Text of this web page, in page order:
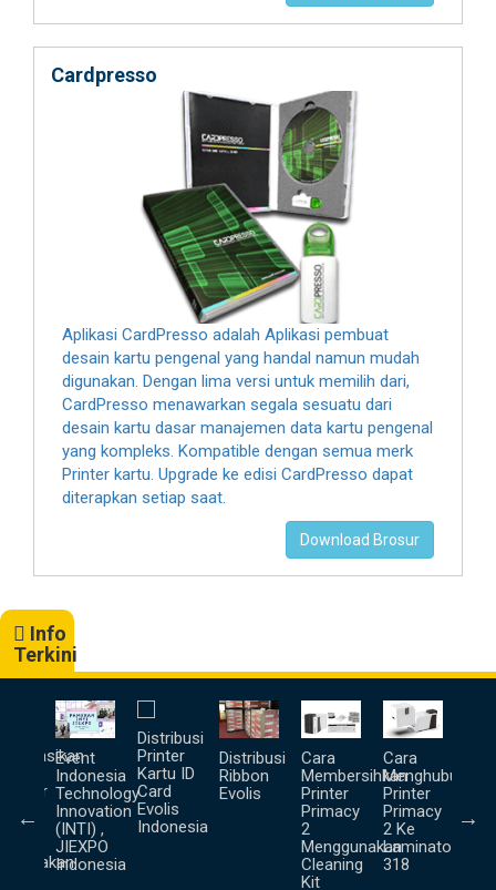
Cardpresso
Aplikasi CardPresso adalah Aplikasi pembuat
desain kartu pengenal yang handal namun mudah
digunakan. Dengan lima versi untuk memilih dari,
CardPresso menawarkan segala sesuatu dari
desain kartu dasar manajemen data kartu pengenal
yang kompleks. Kompatible dengan semua merk
Printer kartu. Upgrade ke edisi CardPresso dapat
diterapkan setiap saat.
Download Brosur
Info
Terkini
Event
Indonesia
Technology
Innovation
(INTI) ,
JIEXPO
Indonesia
Distribusi
Printer
Kartu ID
Card
Evolis
Indonesia
Distribusi
Ribbon
Evolis
Cara
Membersihkan
Printer
Primacy
2
Menggunakan
Cleaning
Kit
Cara
Printer
Primacy
2 Ke
Laminator
318